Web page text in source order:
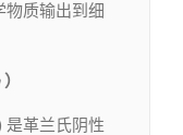
物质输出到细
）
是革兰氏阴性